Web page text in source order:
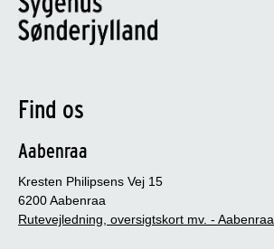
Find os
Aabenraa
Kresten Philipsens Vej 15
6200 Aabenraa
Rutevejledning, oversigtskort mv. - Aabenraa